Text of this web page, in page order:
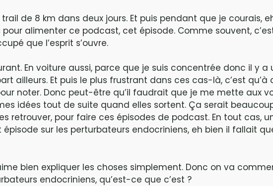
de 8 km dans deux jours. Et puis pendant que je courais,
alimenter ce podcast, cet épisode. Comme souvent,
que l’esprit s’ouvre.
En voiture aussi, parce que je suis concentrée donc il y a
ailleurs. Et puis le plus frustrant dans ces cas-là, c’est qu’à
noter. Donc peut-être qu’il faudrait que je me mette aux
idées tout de suite quand elles sortent. Ça serait
retrouver, pour faire ces épisodes de podcast. En tout cas,
sur les perturbateurs endocriniens, eh bien il fallait
bien expliquer les choses simplement. Donc on va
endocriniens, qu’est-ce que c’est ?